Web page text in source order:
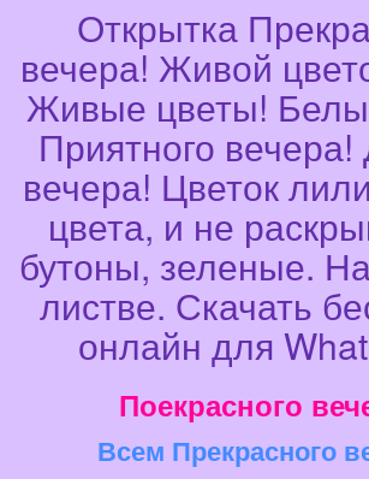
Открытка
вечера! Живой
Живые цветы!
Приятного вечера!
вечера! Цветок
цвета, и не
бутоны, зеленые.
листве. Скачать
онлайн для
Поекрасного
Всем Прекрасного